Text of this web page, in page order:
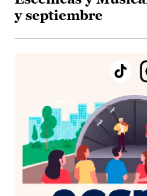
y septiembre